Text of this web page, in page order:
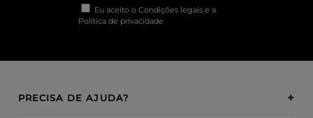
Eu aceito o Condições legais e a
Política de privacidade
PRECISA DE AJUDA?